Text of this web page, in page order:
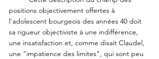
positions objectivement offertes à
l'adolescent bourgeois des années 40 doit
sa rigueur objectiviste à une indifférence,
une insatisfaction et, comme disait Claudel,
une "impatience des limites", qui sont peu